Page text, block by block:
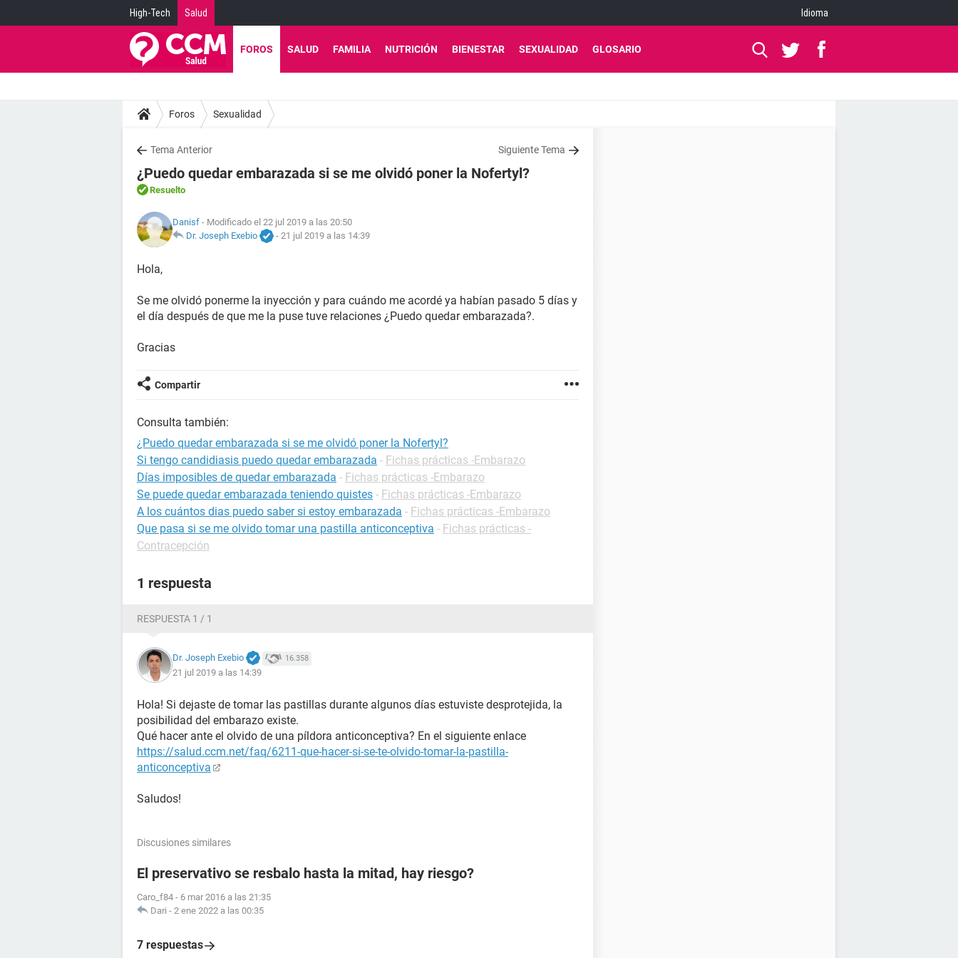
High-Tech Salud Idioma
FOROS SALUD FAMILIA NUTRICIÓN BIENESTAR SEXUALIDAD GLOSARIO
Foros Sexualidad
Tema Anterior Siguiente Tema
¿Puedo quedar embarazada si se me olvidó poner la Nofertyl?
Resuelto
Danisf - Modificado el 22 jul 2019 a las 20:50
Dr. Joseph Exebio
- 21 jul 2019 a las 14:39
Hola,
Se me olvidó ponerme la inyección y para cuándo me acordé ya habían pasado 5 días y
el día después de que me la puse tuve relaciones ¿Puedo quedar embarazada?.
Gracias
Compartir
Consulta también:
¿Puedo quedar embarazada si se me olvidó poner la Nofertyl?
Si tengo candidiasis puedo quedar embarazada - Fichas prácticas -Embarazo
Días imposibles de quedar embarazada - Fichas prácticas -Embarazo
Se puede quedar embarazada teniendo quistes - Fichas prácticas -Embarazo
A los cuántos dias puedo saber si estoy embarazada - Fichas prácticas -Embarazo
Que pasa si se me olvido tomar una pastilla anticonceptiva - Fichas prácticas -
Contracepción
1 respuesta
RESPUESTA 1 / 1
Dr. Joseph Exebio 16.358
21 jul 2019 a las 14:39
Hola! Si dejaste de tomar las pastillas durante algunos días estuviste desprotejida, la
posibilidad del embarazo existe.
Qué hacer ante el olvido de una píldora anticonceptiva? En el siguiente enlace
https://salud.ccm.net/faq/6211-que-hacer-si-se-te-olvido-tomar-la-pastilla-
anticonceptiva
Saludos!
Discusiones similares
El preservativo se resbalo hasta la mitad, hay riesgo?
Caro_f84 - 6 mar 2016 a las 21:35
Dari - 2 ene 2022 a las 00:35
7 respuestas